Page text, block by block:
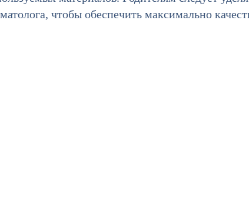
чтобы обеспечить максимально